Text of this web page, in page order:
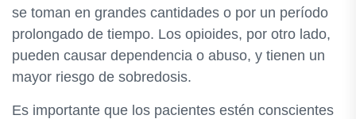
se toman en grandes cantidades o por un período
prolongado de tiempo. Los opioides, por otro lado,
pueden causar dependencia o abuso, y tienen un
mayor riesgo de sobredosis.
Es importante que los pacientes estén conscientes